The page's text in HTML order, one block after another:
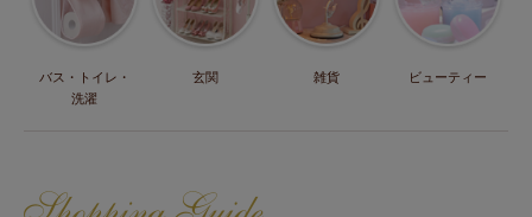
バス・トイレ・
洗濯
玄関 雑貨 ビューティー